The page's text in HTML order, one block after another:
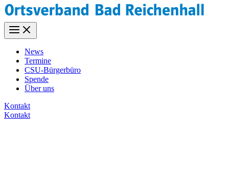
News
Termine
CSU-Bürgerbüro
Spende
Über uns
Kontakt
Kontakt